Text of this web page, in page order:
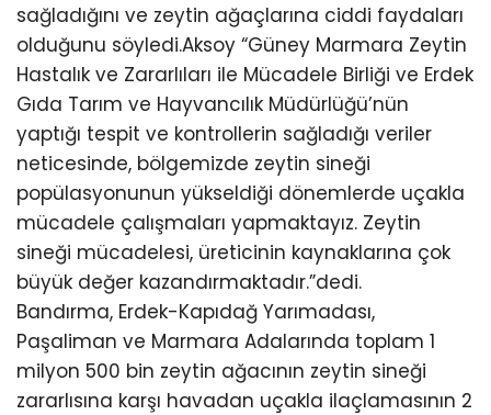
sağladığını ve zeytin ağaçlarına ciddi faydaları
olduğunu söyledi.Aksoy “Güney Marmara Zeytin
Hastalık ve Zararlıları ile Mücadele Birliği ve Erdek
Gıda Tarım ve Hayvancılık Müdürlüğü’nün
yaptığı tespit ve kontrollerin sağladığı veriler
neticesinde, bölgemizde zeytin sineği
popülasyonunun yükseldiği dönemlerde uçakla
mücadele çalışmaları yapmaktayız. Zeytin
sineği mücadelesi, üreticinin kaynaklarına çok
büyük değer kazandırmaktadır.”dedi.
Bandırma, Erdek-Kapıdağ Yarımadası,
Paşaliman ve Marmara Adalarında toplam 1
milyon 500 bin zeytin ağacının zeytin sineği
zararlısına karşı havadan uçakla ilaçlamasının 2